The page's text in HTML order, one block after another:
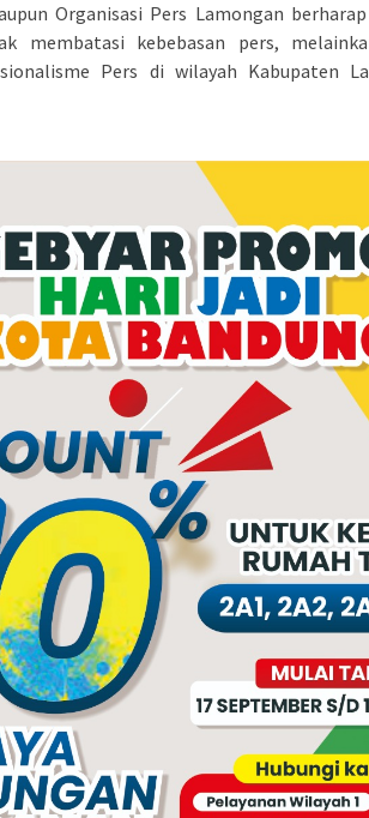
Organisasi Pers Lamongan
membatasi kebebasan pers,
Pers di wilayah Kabupaten